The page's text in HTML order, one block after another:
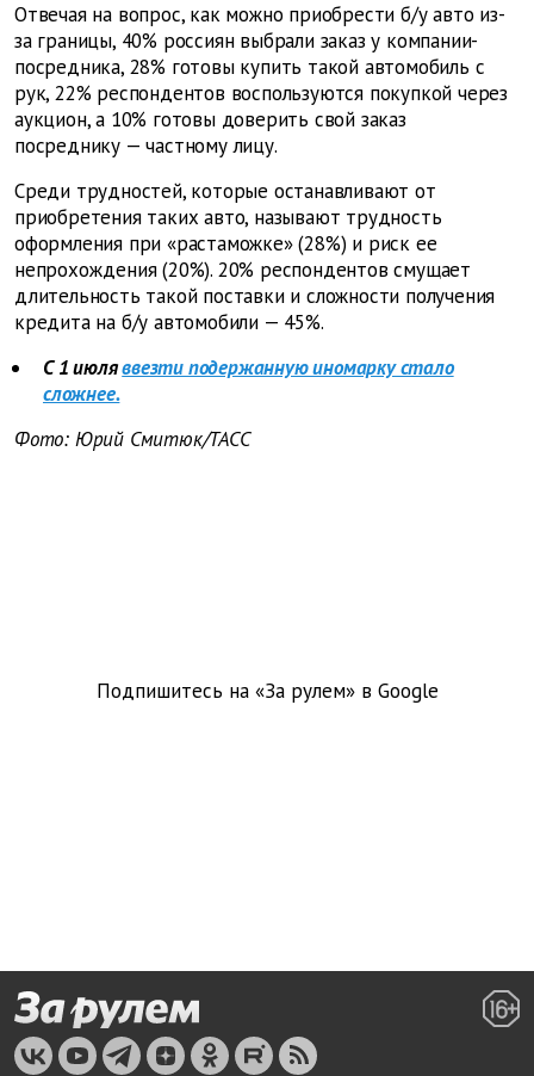
Отвечая на вопрос, как можно приобрести б/у авто из-
за границы, 40% россиян выбрали заказ у компании-
посредника, 28% готовы купить такой автомобиль с
рук, 22% респондентов воспользуются покупкой через
аукцион, а 10% готовы доверить свой заказ
посреднику — частному лицу.
Среди трудностей, которые останавливают от
приобретения таких авто, называют трудность
оформления при «растаможке» (28%) и риск ее
непрохождения (20%). 20% респондентов смущает
длительность такой поставки и сложности получения
кредита на б/у автомобили — 45%.
С 1 июляввезти подержанную иномарку стало
сложнее.
Фото: Юрий Смитюк/ТАСС
Подпишитесь на «За рулем» в Google